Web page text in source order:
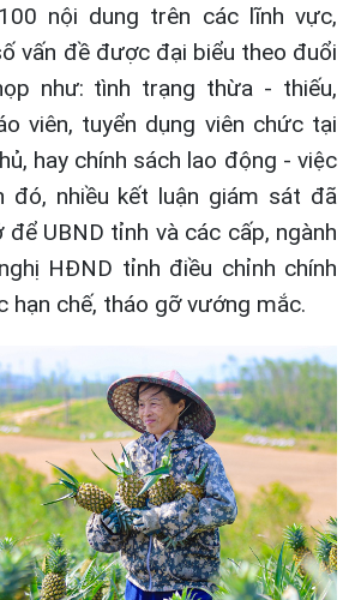
nội dung trên các lĩnh vực,
vấn đề được đại biểu theo đuổi
như: tình trạng thừa - thiếu,
viên, tuyển dụng viên chức tại
hay chính sách lao động - việc
đó, nhiều kết luận giám sát đã
UBND tỉnh và các cấp, ngành
HĐND tỉnh điều chỉnh chính
hạn chế, tháo gỡ vướng mắc.